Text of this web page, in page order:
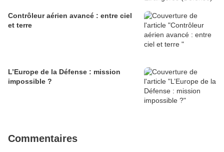
Contrôleur aérien avancé : entre ciel
et terre
L’Europe de la Défense : mission
impossible ?
Commentaires